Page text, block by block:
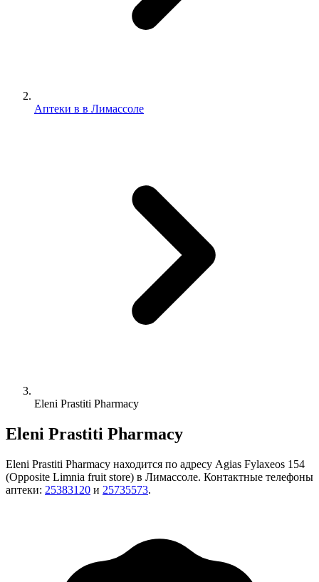
Аптеки в в Лимассоле
Eleni Prastiti Pharmacy
Eleni Prastiti Pharmacy
Eleni Prastiti Pharmacy находится по адресу Agias Fylaxeos 154
(Opposite Limnia fruit store) в Лимассоле. Контактные телефоны
аптеки: 25383120 и 25735573.